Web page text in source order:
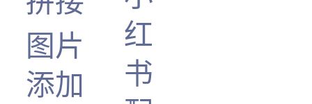
图片
添加
红
书